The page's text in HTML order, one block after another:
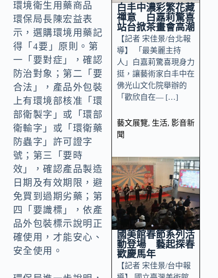
環境衛生用藥商品
環保局長陳宏益表
示，選購環境用藥記
得「4要」原則。第
一「要對症」，確認
防治對象；第二「要
合法」，產品外包裝
上有環境部核准「環
部衛製字」或「環部
衛輸字」或「環衛藥
防蟲字」許可證字
號；第三「要時
效」，確認產品製造
日期及有效期限，避
免買到過期劣藥；第
四「要識標」，依產
品外包裝標示說明正
確使用，才能安心、
安全使用。
白丰中濃彩繁花藏
禪意 白嘉莉驚喜
站台掀茶畫會高潮
【記者 宋佳景/台北報
導】 「最美麗主持
人」白嘉莉驚喜現身力
挺，讓藝術家白丰中在
佛光山文化院舉辦的
「歡欣自在— […]
藝文展覽, 生活, 影音新
聞
國美館春節系列活
動登場 藝起探春
歡慶馬年
【記者 宋佳景/台中報